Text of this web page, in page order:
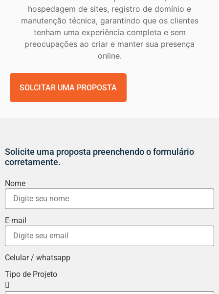
hospedagem de sites, registro de domínio e
manutenção técnica, garantindo que os clientes
tenham uma experiência completa e sem
preocupações ao criar e manter sua presença
online.
SOLCITAR UMA PROPOSTA
Solicite uma proposta preenchendo o formulário
corretamente.
Nome
E-mail
Celular / whatsapp
Tipo de Projeto